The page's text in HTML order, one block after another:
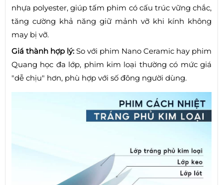
nhựa polyester, giúp tấm phim có cấu trúc vững chắc,
tăng cường khả năng giữ mảnh vỡ khi kính không
may bị vỡ.
Giá thành hợp lý: So với phim Nano Ceramic hay phim
Quang học đa lớp, phim kim loại thường có mức giá
"dễ chịu" hơn, phù hợp với số đông người dùng.